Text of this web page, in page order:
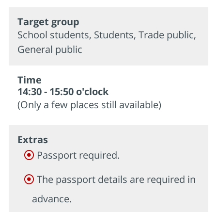
Target group
School students, Students, Trade public,
General public
Time
14:30 - 15:50 o'clock
(Only a few places still available)
Extras
Passport required.
The passport details are required in
advance.